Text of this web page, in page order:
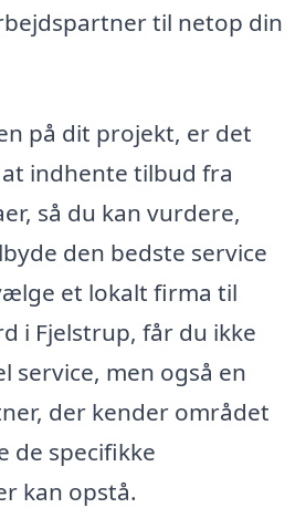
til netop din
på dit projekt, er det
indhente tilbud fra
så du kan vurdere,
den bedste service
et lokalt firma til
i Fjelstrup, får du ikke
service, men også en
der kender området
de specifikke
kan opstå.